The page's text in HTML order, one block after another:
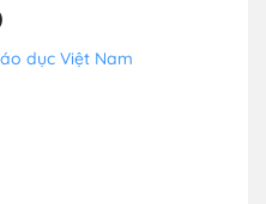
dục Việt Nam